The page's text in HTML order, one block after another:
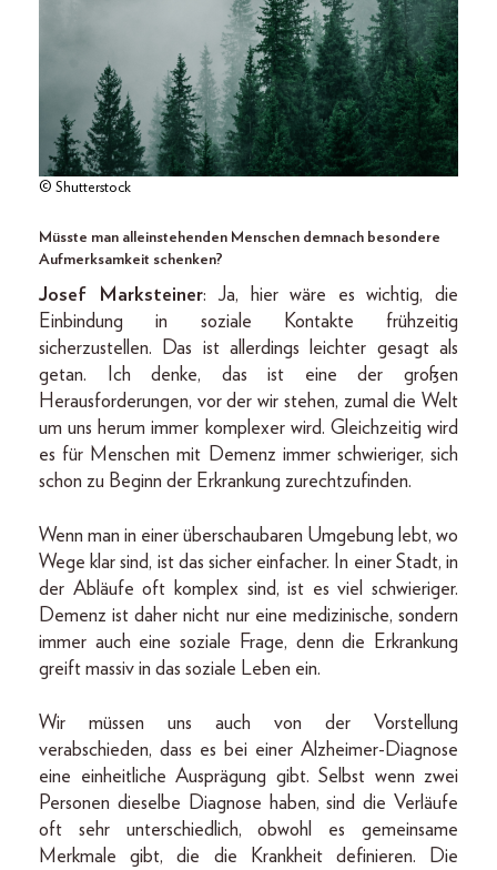
© Shutterstock
Müsste man alleinstehenden Menschen demnach besondere
Aufmerksamkeit schenken?
Josef Marksteiner: Ja, hier wäre es wichtig, die
Einbindung in soziale Kontakte frühzeitig
sicherzustellen. Das ist allerdings leichter gesagt als
getan. Ich denke, das ist eine der großen
Herausforderungen, vor der wir stehen, zumal die Welt
um uns herum immer komplexer wird. Gleichzeitig wird
es für Menschen mit Demenz immer schwieriger, sich
schon zu Beginn der Erkrankung zurechtzufinden.
Wenn man in einer überschaubaren Umgebung lebt, wo
Wege klar sind, ist das sicher einfacher. In einer Stadt, in
der Abläufe oft komplex sind, ist es viel schwieriger.
Demenz ist daher nicht nur eine medizinische, sondern
immer auch eine soziale Frage, denn die Erkrankung
greift massiv in das soziale Leben ein.
Wir müssen uns auch von der Vorstellung
verabschieden, dass es bei einer Alzheimer-Diagnose
eine einheitliche Ausprägung gibt. Selbst wenn zwei
Personen dieselbe Diagnose haben, sind die Verläufe
oft sehr unterschiedlich, obwohl es gemeinsame
Merkmale gibt, die die Krankheit definieren. Die